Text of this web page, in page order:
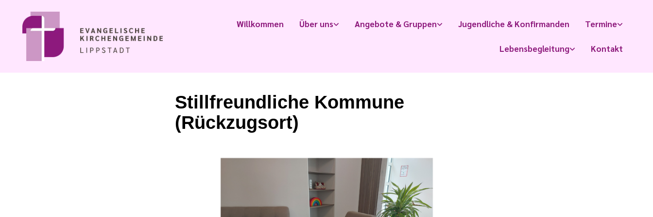
Willkommen Über uns Angebote & Gruppen Jugendliche & Konfirmanden Termine
Lebensbegleitung Kontakt
Stillfreundliche Kommune
(Rückzugsort)